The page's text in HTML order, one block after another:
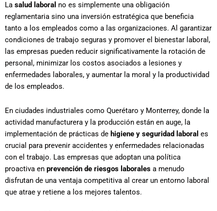
La salud laboral no es simplemente una obligación
reglamentaria sino una inversión estratégica que beneficia
tanto a los empleados como a las organizaciones. Al garantizar
condiciones de trabajo seguras y promover el bienestar laboral,
las empresas pueden reducir significativamente la rotación de
personal, minimizar los costos asociados a lesiones y
enfermedades laborales, y aumentar la moral y la productividad
de los empleados.
En ciudades industriales como Querétaro y Monterrey, donde la
actividad manufacturera y la producción están en auge, la
implementación de prácticas de higiene y seguridad laboral es
crucial para prevenir accidentes y enfermedades relacionadas
con el trabajo. Las empresas que adoptan una política
proactiva en prevención de riesgos laborales a menudo
disfrutan de una ventaja competitiva al crear un entorno laboral
que atrae y retiene a los mejores talentos.